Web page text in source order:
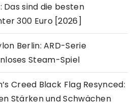
Das sind die besten
300 Euro [2026]
Berlin: ARD-Serie
Steam-Spiel
Creed Black Flag Resynced:
Stärken und Schwächen